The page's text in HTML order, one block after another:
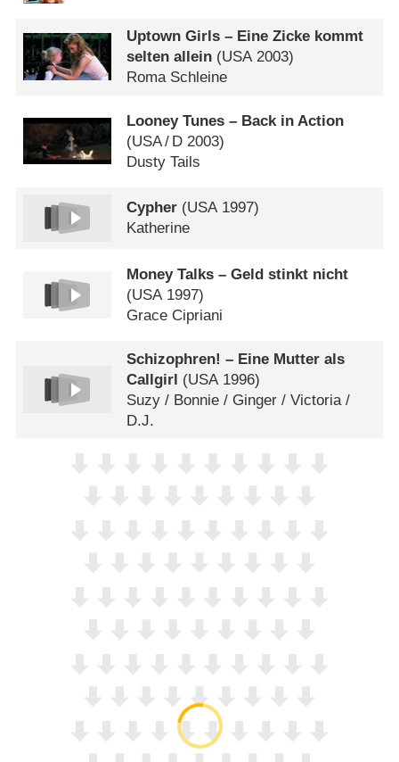
Uptown Girls – Eine Zicke kommt
selten allein (USA2003)
Roma Schleine
Looney Tunes – Back in Action
(USA/ D 2003)
Dusty Tails
Cypher (USA1997)
Katherine
Money Talks – Geld stinkt nicht
(USA1997)
Grace Cipriani
Schizophren! – Eine Mutter als
Callgirl (USA 1996)
Suzy /​ Bonnie /​ Ginger /​ Victoria /​
D.J.